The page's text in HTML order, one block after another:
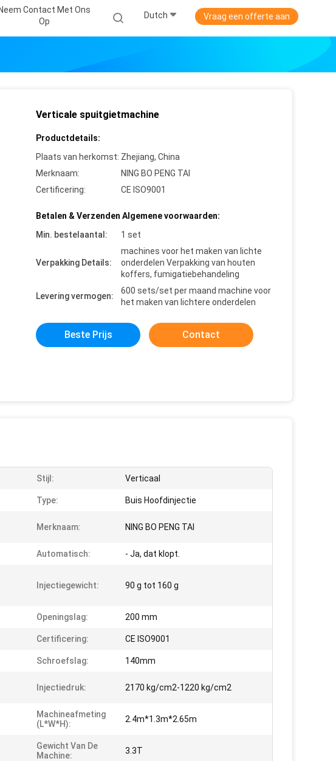
Neem Contact Met Ons
Op
Dutch Vraag een offerte aan
Verticale spuitgietmachine
Productdetails:
Plaats van herkomst: Zhejiang, China
Merknaam:
NING BO PENG TAI
Certificering:
CE ISO9001
Betalen & Verzenden Algemene voorwaarden:
Min. bestelaantal:
1 set
Verpakking Details:
machines voor het maken van lichte
onderdelen Verpakking van houten
koffers, fumigatiebehandeling
Levering vermogen:
600 sets/set per maand machine voor
het maken van lichtere onderdelen
Beste Prijs Contact
Stijl: Verticaal
Type: Buis Hoofdinjectie
Merknaam: NING BO PENG TAI
Automatisch: - Ja, dat klopt.
Injectiegewicht: 90 g tot 160 g
Openingslag: 200 mm
Certificering: CE ISO9001
Schroefslag: 140mm
Injectiedruk: 2170 kg/cm2-1220 kg/cm2
Machineafmeting
(L*W*H):
2.4m*1.3m*2.65m
Gewicht Van De
Machine:
3.3T